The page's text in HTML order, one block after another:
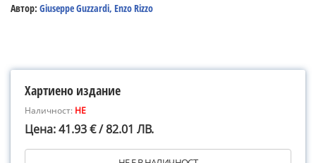
Автор: Giuseppe Guzzardi, Enzo Rizzo
Хартиено издание
Наличност: НЕ
Цена: 41.93 € / 82.01 ЛВ.